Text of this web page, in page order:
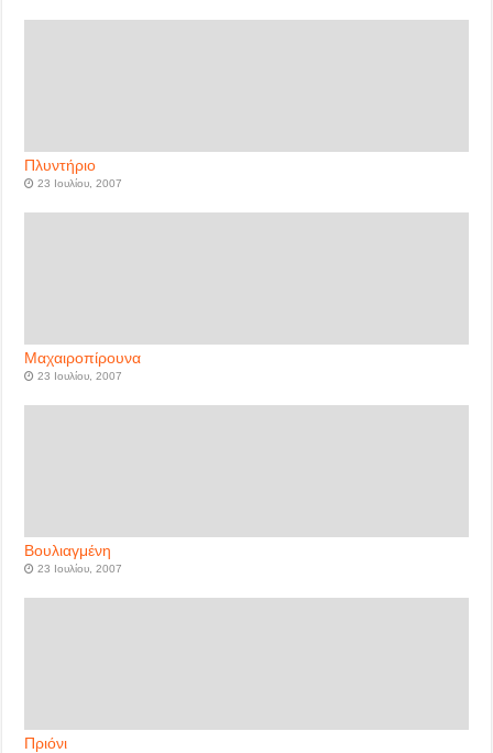
Πλυντήριο
23 Ιουλίου, 2007
Μαχαιροπίρουνα
23 Ιουλίου, 2007
Βουλιαγμένη
23 Ιουλίου, 2007
Πριόνι